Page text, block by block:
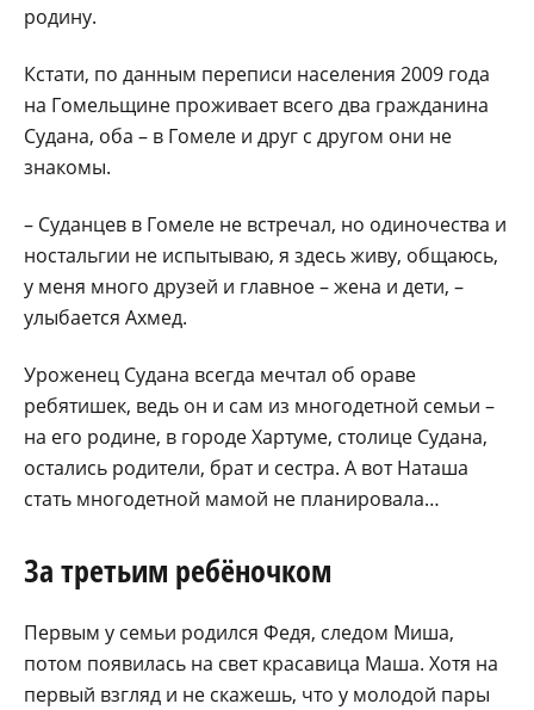
родину.
Кстати, по данным переписи населения 2009 года
на Гомельщине проживает всего два гражданина
Судана, оба – в Гомеле и друг с другом они не
знакомы.
– Суданцев в Гомеле не встречал, но одиночества и
ностальгии не испытываю, я здесь живу, общаюсь,
у меня много друзей и главное – жена и дети, –
улыбается Ахмед.
Уроженец Судана всегда мечтал об ораве
ребятишек, ведь он и сам из многодетной семьи –
на его родине, в городе Хартуме, столице Судана,
остались родители, брат и сестра. А вот Наташа
стать многодетной мамой не планировала…
За третьим ребёночком
Первым у семьи родился Федя, следом Миша,
потом появилась на свет красавица Маша. Хотя на
первый взгляд и не скажешь, что у молодой пары